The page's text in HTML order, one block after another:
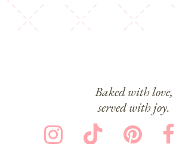
Baked with love,
served with joy.